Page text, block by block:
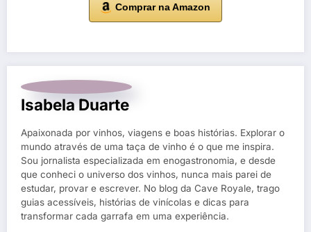
Comprar na Amazon
Isabela Duarte
Apaixonada por vinhos, viagens e boas histórias. Explorar o
mundo através de uma taça de vinho é o que me inspira.
Sou jornalista especializada em enogastronomia, e desde
que conheci o universo dos vinhos, nunca mais parei de
estudar, provar e escrever. No blog da Cave Royale, trago
guias acessíveis, histórias de vinícolas e dicas para
transformar cada garrafa em uma experiência.